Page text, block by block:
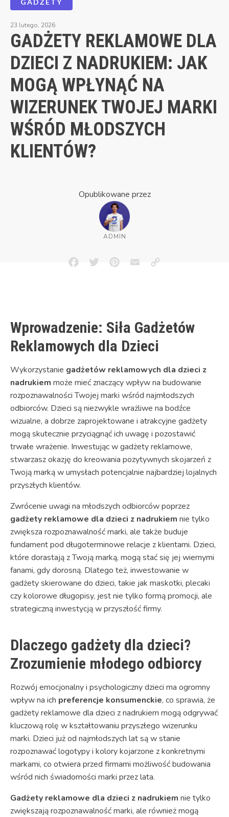
23 lutego, 2026
GADŻETY REKLAMOWE DLA
DZIECI Z NADRUKIEM: JAK
MOGĄ WPŁYNĄĆ NA
WIZERUNEK TWOJEJ MARKI
WŚRÓD MŁODSZYCH
KLIENTÓW?
Opublikowane przez
ADMIN
FacebookTwitterPinterestEmailCopy
Wprowadzenie: Siła Gadżetów
Reklamowych dla Dzieci
Wykorzystanie gadżetów reklamowych dla dzieci z
nadrukiem może mieć znaczący wpływ na budowanie
rozpoznawalności Twojej marki wśród najmłodszych
odbiorców. Dzieci są niezwykle wrażliwe na bodźce
wizualne, a dobrze zaprojektowane i atrakcyjne gadżety
mogą skutecznie przyciągnąć ich uwagę i pozostawić
trwałe wrażenie. Inwestując w gadżety reklamowe,
stwarzasz okazję do kreowania pozytywnych skojarzeń z
Twoją marką w umysłach potencjalnie najbardziej lojalnych
przyszłych klientów.
Zwrócenie uwagi na młodszych odbiorców poprzez
gadżety reklamowe dla dzieci z nadrukiem nie tylko
zwiększa rozpoznawalność marki, ale także buduje
fundament pod długoterminowe relacje z klientami. Dzieci,
które dorastają z Twoją marką, mogą stać się jej wiernymi
fanami, gdy dorosną. Dlatego też, inwestowanie w
gadżety skierowane do dzieci, takie jak maskotki, plecaki
czy kolorowe długopisy, jest nie tylko formą promocji, ale
strategiczną inwestycją w przyszłość firmy.
Dlaczego gadżety dla dzieci?
Zrozumienie młodego odbiorcy
Rozwój emocjonalny i psychologiczny dzieci ma ogromny
wpływ na ich preferencje konsumenckie, co sprawia, że
gadżety reklamowe dla dzieci z nadrukiem mogą odgrywać
kluczową rolę w kształtowaniu przyszłego wizerunku
marki. Dzieci już od najmłodszych lat są w stanie
rozpoznawać logotypy i kolory kojarzone z konkretnymi
markami, co otwiera przed firmami możliwość budowania
wśród nich świadomości marki przez lata.
Gadżety reklamowe dla dzieci z nadrukiem nie tylko
zwiększają rozpoznawalność marki, ale również mogą